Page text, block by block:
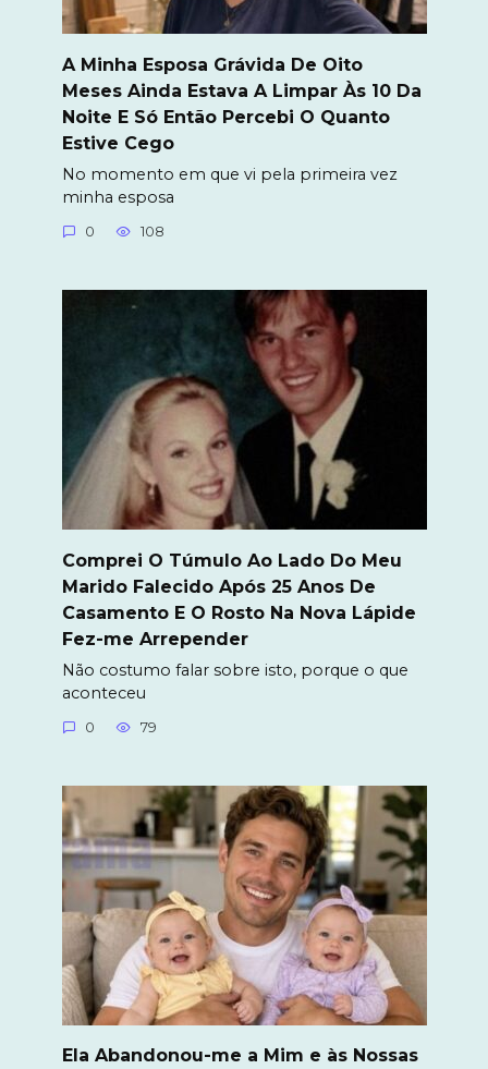
A Minha Esposa Grávida De Oito
Meses Ainda Estava A Limpar Às 10 Da
Noite E Só Então Percebi O Quanto
Estive Cego
No momento em que vi pela primeira vez
minha esposa
0 108
Comprei O Túmulo Ao Lado Do Meu
Marido Falecido Após 25 Anos De
Casamento E O Rosto Na Nova Lápide
Fez-me Arrepender
Não costumo falar sobre isto, porque o que
aconteceu
0 79
Ela Abandonou-me a Mim e às Nossas